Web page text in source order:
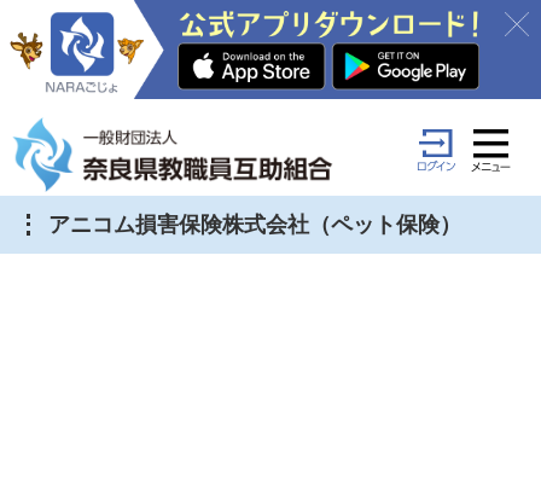
アニコム損害保険株式会社（ペット保険）